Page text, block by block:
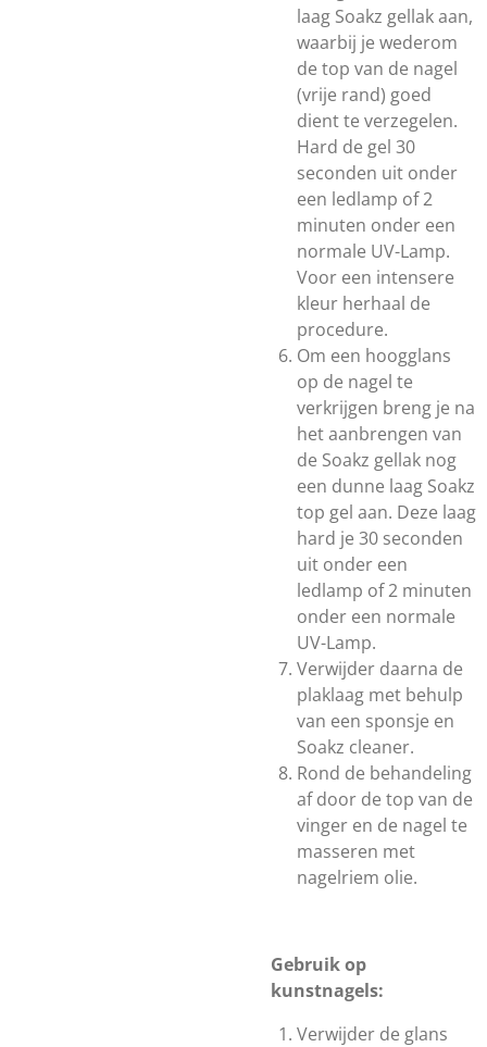
laag Soakz gellak aan,
waarbij je wederom
de top van de nagel
(vrije rand) goed
dient te verzegelen.
Hard de gel 30
seconden uit onder
een ledlamp of 2
minuten onder een
normale UV-Lamp.
Voor een intensere
kleur herhaal de
procedure.
Om een hoogglans
op de nagel te
verkrijgen breng je na
het aanbrengen van
de Soakz gellak nog
een dunne laag Soakz
top gel aan. Deze laag
hard je 30 seconden
uit onder een
ledlamp of 2 minuten
onder een normale
UV-Lamp.
Verwijder daarna de
plaklaag met behulp
van een sponsje en
Soakz cleaner.
Rond de behandeling
af door de top van de
vinger en de nagel te
masseren met
nagelriem olie.
Gebruik op
kunstnagels:
Verwijder de glans